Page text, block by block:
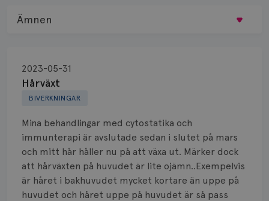
BIVERKNINGAR
Hårväxt
2023-05-31
Mina behandlingar med cytostatika och
immunterapi är avslutade sedan i slutet på mars
och mitt hår håller nu på att växa ut. Märker dock
att hårväxten på huvudet är lite ojämn..Exempelvis
är håret i bakhuvudet mycket kortare än uppe på
huvudet och håret uppe på huvudet är så pass
Ämnen
Biopsi
Biverkningar
Bröstvårta
Knöl
Läkemedel